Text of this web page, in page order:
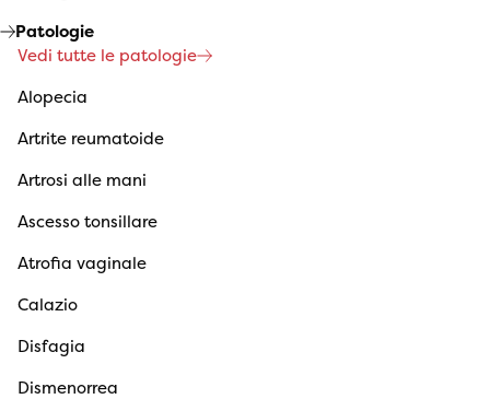
Patologie
Vedi tutte le patologie
Alopecia
Artrite reumatoide
Artrosi alle mani
Ascesso tonsillare
Atrofia vaginale
Calazio
Disfagia
Dismenorrea